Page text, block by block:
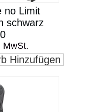
no Limit
schwarz
MwSt.
Hinzufügen